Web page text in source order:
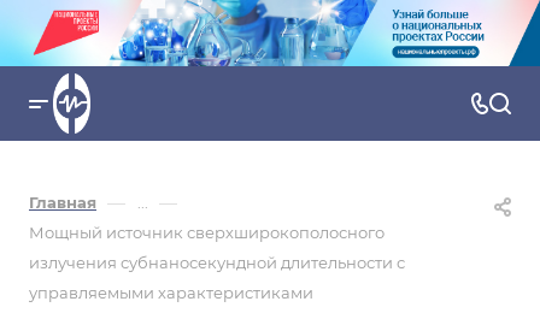
Главная — ... —
Мощный источник сверхширокополосного
излучения субнаносекундной длительности с
управляемыми характеристиками